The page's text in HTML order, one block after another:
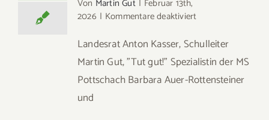
Von Martin Gut | Februar 13th,
2026 | Kommentare deaktiviertfür
GUT!
–
Plakette
in
Landesrat Anton Kasser, Schulleiter
Martin Gut, "Tut gut!" Spezialistin der MS
Pottschach Barbara Auer-Rottensteiner
und